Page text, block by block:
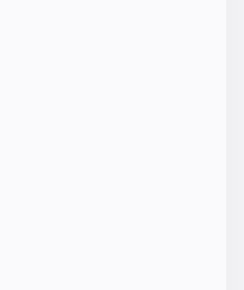
...